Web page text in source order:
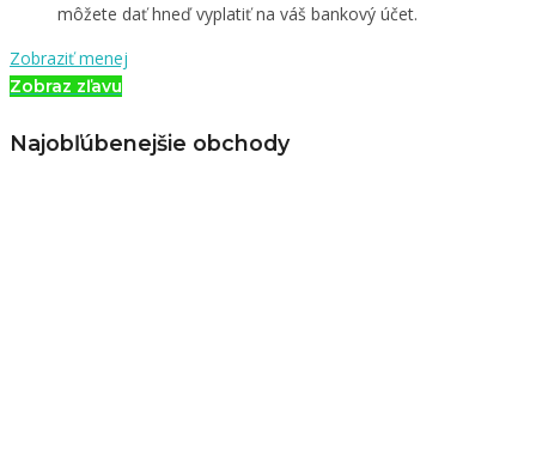
môžete dať hneď vyplatiť na váš bankový účet.
Zobraziť menej
Zobraz zľavu
Najobľúbenejšie obchody